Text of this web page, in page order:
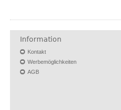
Information
Kontakt
Werbemöglichkeiten
AGB